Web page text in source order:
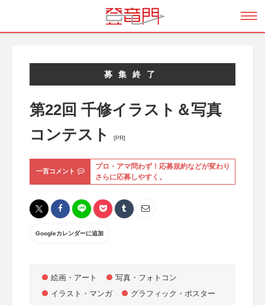
募集終了
第22回 千修イラスト＆写真
コンテスト
[PR]
一言コメント
プロ・アマ問わず！応募規約などが変わり
さらに応募しやすく。
Googleカレンダーに追加
絵画・アート
写真・フォトコン
イラスト・マンガ
グラフィック・ポスター